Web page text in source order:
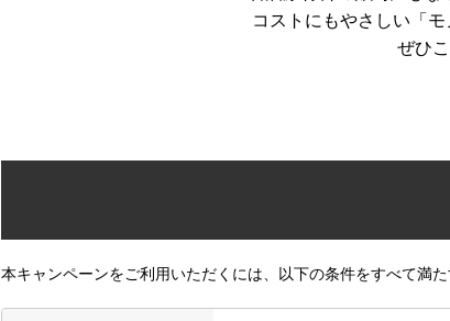
コストにもやさしい「
ぜひ
本キャンペーンをご利用いただくには、以下の条件をすべて満た